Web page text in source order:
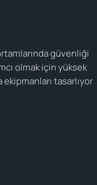
güvenliği
olmak için yüksek
tasarlıyor